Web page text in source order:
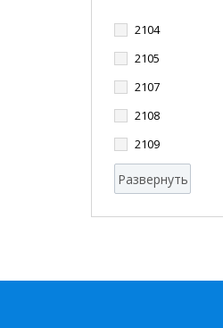
2104
2105
2107
2108
2109
Развернуть